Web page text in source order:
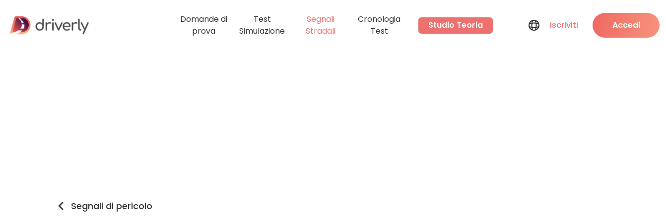
Domande di
prova
Test
Simulazione
Segnali
Stradali
Cronologia
Test
Studio Teoria Iscriviti Accedi
Segnali di pericolo